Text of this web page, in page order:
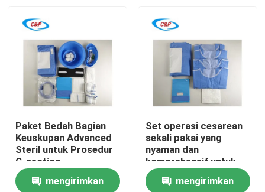
Rumah
Paket Bedah Bagian
Keuskupan Advanced
Steril untuk Prosedur
C-section
mengirimkan
Set operasi cesarean
sekali pakai yang
nyaman dan
komprehensif untuk
para profesional
kesehatanmengirimkan